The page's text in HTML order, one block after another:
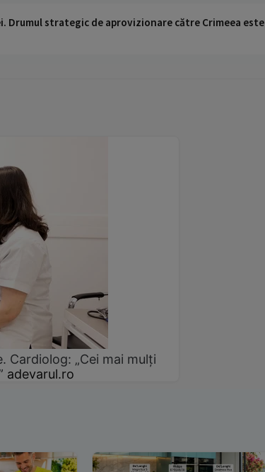
Drumul strategic de aprovizionare către Crimeea este
Cardiolog: „Cei mai mulți
adevarul.ro